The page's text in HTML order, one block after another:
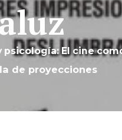
psicología: El cine
de proyecciones